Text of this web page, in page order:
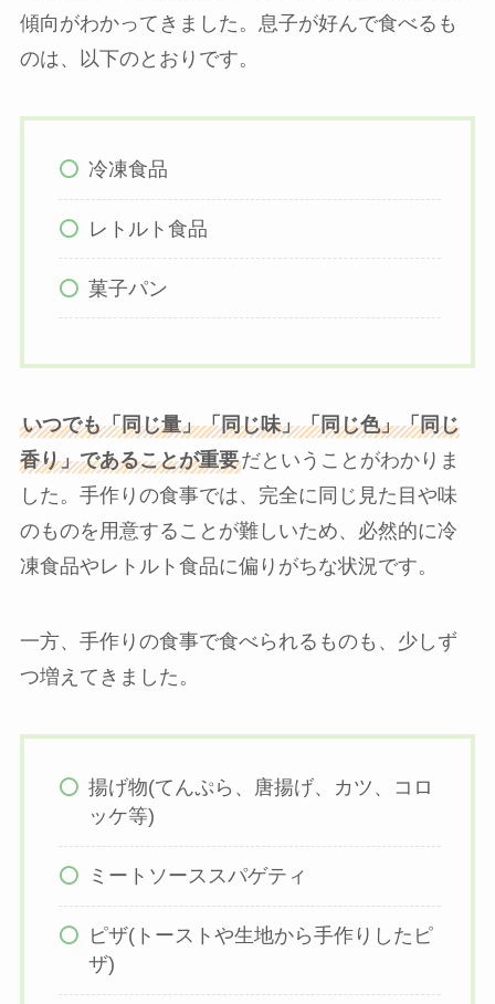
傾向がわかってきました。息子が好んで食べるも
のは、以下のとおりです。
冷凍食品
レトルト食品
菓子パン
いつでも「同じ量」「同じ味」「同じ色」「同じ
香り」であることが重要だということがわかりま
した。手作りの食事では、完全に同じ見た目や味
のものを用意することが難しいため、必然的に冷
凍食品やレトルト食品に偏りがちな状況です。
一方、手作りの食事で食べられるものも、少しず
つ増えてきました。
揚げ物(てんぷら、唐揚げ、カツ、コロ
ッケ等)
ミートソーススパゲティ
ピザ(トーストや生地から手作りしたピ
ザ)